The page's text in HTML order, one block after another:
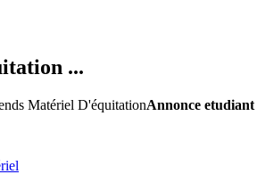
...
Annonce etudiant